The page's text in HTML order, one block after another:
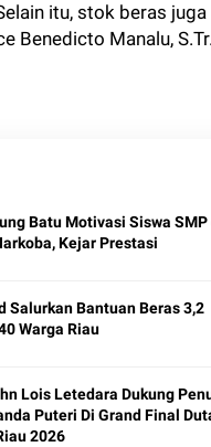
itu, stok beras
Benedicto Manalu,
Batu Motivasi Siswa SMP
Kejar Prestasi
Salurkan Bantuan Beras 3,2
Warga Riau
Lois Letedara Dukung
Puteri Di Grand Final
2026